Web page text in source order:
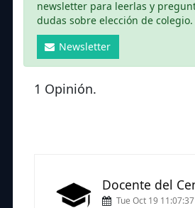
newsletter para leerlas y
dudas sobre elección de colegio.
Newsletter
1 Opinión.
Docente del
Tue Oct 19